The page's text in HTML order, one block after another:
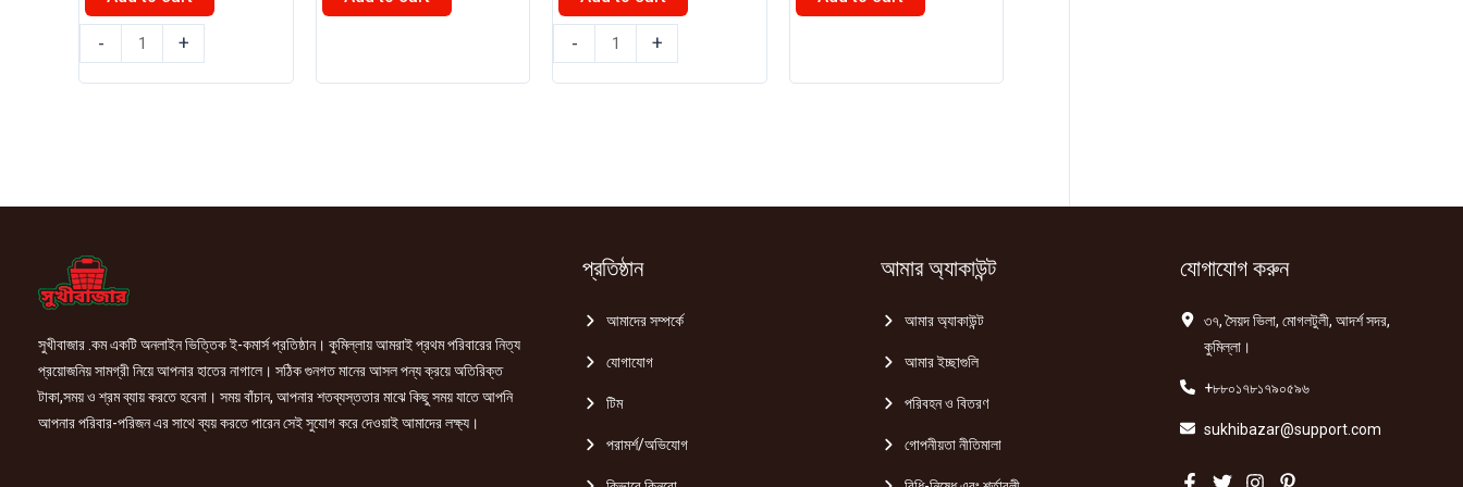
-
কনডেন্সড
দুধ
+
৳ 315.00.
৳ 265.00.
আটা
৳ 125.00.
৳ 120.00.
-
ফুড
টমেটো
+
৳ 400.00.
৳ 390.00.
ক্রিম
সুখীবাজার .কম একটি অনলাইন ভিত্তিক ই-কমার্স প্রতিষ্ঠান। কুমিল্লায় আমরাই প্রথম পরিবারের নিত্য
প্রয়োজনিয় সামগ্রী নিয়ে আপনার হাতের নাগালে। সঠিক গুনগত মানের আসল পন্য ক্রয়ে অতিরিক্ত
টাকা,সময় ও শ্রম ব্যায় করতে হবেনা। সময় বাঁচান, আপনার শতব্যস্ততার মাঝে কিছু সময় যাতে আপনি
আপনার পরিবার-পরিজন এর সাথে ব্যয় করতে পারেন সেই সুযোগ করে দেওয়াই আমাদের লক্ষ্য।
প্রতিষ্ঠান
আমাদের সম্পর্কে
যোগাযোগ
টিম
পরামর্শ/অভিযোগ
আমার অ্যাকাউন্ট
আমার অ্যাকাউন্ট
আমার ইচ্ছাগুলি
পরিবহন ও বিতরণ
গোপনীয়তা নীতিমালা
যোগাযোগ করুন
৩৭, সৈয়দ ভিলা, মোগলটুলী, আদর্শ সদর,
কুমিল্লা।
+৮৮০১৭৮১৭৯০৫৯৬
sukhibazar@support.com